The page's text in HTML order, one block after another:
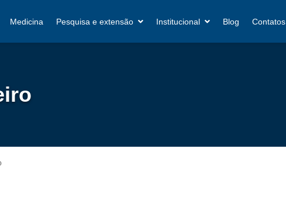
Medicina Pesquisa e extensão Institucional Blog Contatos